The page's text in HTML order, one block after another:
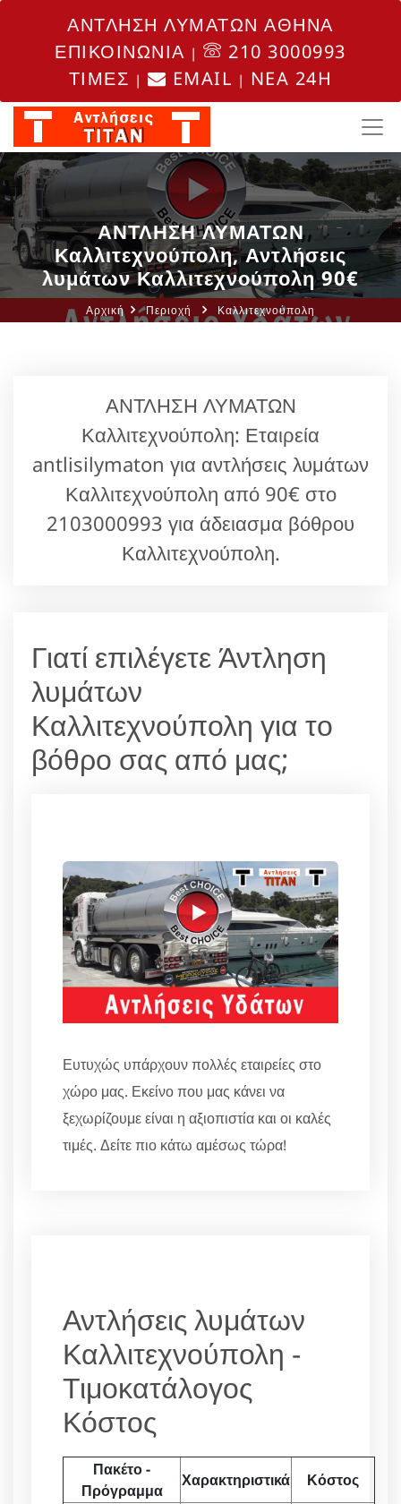
ΑΝΤΛΗΣΗ ΛΥΜΑΤΩΝ ΑΘΗΝΑ
ΕΠΙΚΟΙΝΩΝΙΑ |
210 3000993
ΤΙΜΕΣ | EMAIL | NEA 24H
ΑΝΤΛΗΣΗ ΛΥΜΑΤΩΝ
Καλλιτεχνούπολη, Αντλήσεις
λυμάτων Καλλιτεχνούπολη 90€
Αρχική Περιοχή Καλλιτεχνούπολη
ΑΝΤΛΗΣΗ ΛΥΜΑΤΩΝ
Καλλιτεχνούπολη: Εταιρεία
antlisilymaton για αντλήσεις λυμάτων
Καλλιτεχνούπολη από 90€ στο
2103000993 για άδειασμα βόθρου
Καλλιτεχνούπολη.
Γιατί επιλέγετε Άντληση
λυμάτων
Καλλιτεχνούπολη για το
βόθρο σας από μας;
Ευτυχώς υπάρχουν πολλές εταιρείες στο
χώρο μας. Εκείνο που μας κάνει να
ξεχωρίζουμε είναι η αξιοπιστία και οι καλές
τιμές. Δείτε πιο κάτω αμέσως τώρα!
Αντλήσεις λυμάτων
Καλλιτεχνούπολη -
Τιμοκατάλογος
Κόστος
Πακέτο -
Πρόγραμμα
Χαρακτηριστικά
Κόστος